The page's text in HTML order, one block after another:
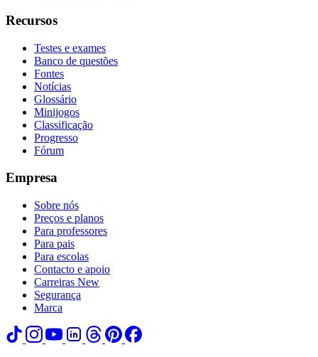
Recursos
Testes e exames
Banco de questões
Fontes
Notícias
Glossário
Minijogos
Classificação
Progresso
Fórum
Empresa
Sobre nós
Preços e planos
Para professores
Para pais
Para escolas
Contacto e apoio
Carreiras New
Segurança
Marca